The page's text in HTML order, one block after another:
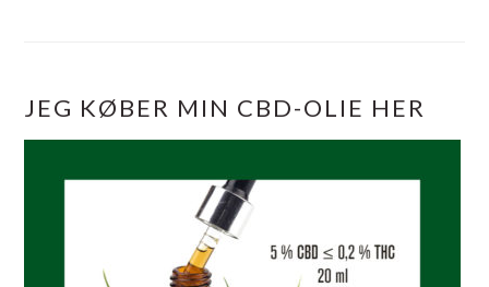
JEG KØBER MIN CBD-OLIE HER